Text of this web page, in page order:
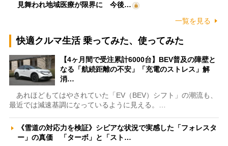
見舞われ地域医療が限界に 今後…
一覧を見る
快適クルマ生活 乗ってみた、使ってみた
【4ヶ月間で受注累計6000台】BEV普及の障壁と
なる「航続距離の不安」「充電のストレス」解
消…
あれほどもてはやされていた「EV（BEV）シフト」の潮流も、
最近では減速基調になっているように見える。…
《雪道の対応力を検証》シビアな状況で実感した「フォレスタ
ー」の真価 「ターボ」と「スト…